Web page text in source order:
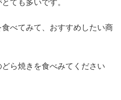
ても多いです。
べてみて、おすすめしたい商
ら焼きを食べみてください